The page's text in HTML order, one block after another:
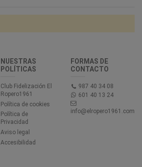
NUESTRAS
POLÍTICAS
Club Fidelización El
Ropero1961
Política de cookies
Política de
Privacidad
Aviso legal
Accesibilidad
FORMAS DE
CONTACTO
987 40 34 08
601 40 13 24
info@elropero1961.com